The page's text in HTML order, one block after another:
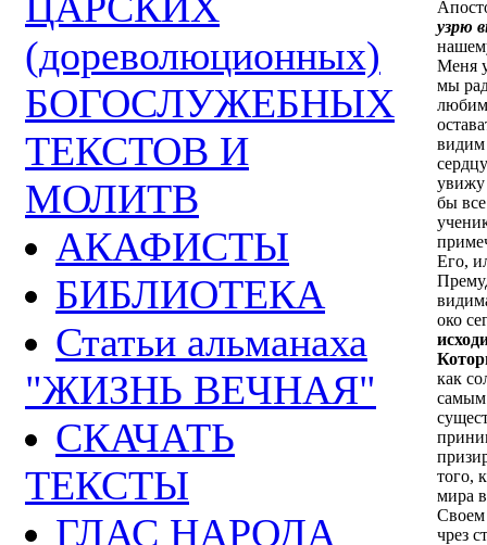
(дореволюционных)
БОГОСЛУЖЕБНЫХ
ТЕКСТОВ И
МОЛИТВ
АКАФИСТЫ
БИБЛИОТЕКА
Статьи альманаха
"ЖИЗНЬ ВЕЧНАЯ"
СКАЧАТЬ
ТЕКСТЫ
ГЛАС НАРОДА
узрю
Меня
мы
видим
увижу
бы
Его,
око
как
самым
того,
мира
Своем
чрез